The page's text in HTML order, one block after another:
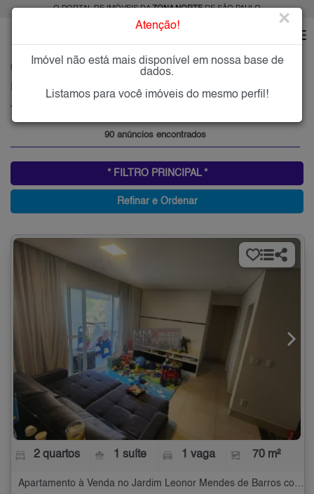
O PORTAL DE IMÓVEIS DAZONA NORTEDE SÃO PAULO
JARDIM LEONOR MENDES DE BARROS
Jardim Leonor Mendes de Barros, Zona Norte
90 anúncios encontrados
* FILTRO PRINCIPAL *
Refinar e Ordenar
2 quartos 1 suíte 1 vaga 70 m²
Apartamento à Venda no Jardim Leonor Mendes de Barros com 2 quartos - 70 m²
Atenção! ×
Imóvel não está mais disponível em nossa base de
dados.
Listamos para você imóveis do mesmo perfil!